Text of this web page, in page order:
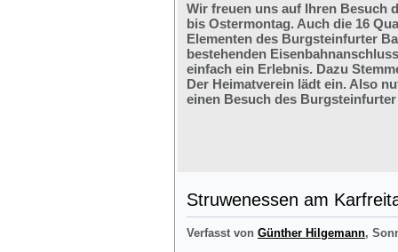
Wir freuen uns auf Ihren Besuch
bis Ostermontag. Auch die 16
Elementen des Burgsteinfurter
bestehenden
einfach ein Erlebnis. Dazu
Der Heimatverein lädt ein. Also
einen Besuch des
Struwenessen am
Verfasst von Günther Hilgemann,